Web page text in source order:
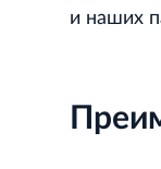
и наших